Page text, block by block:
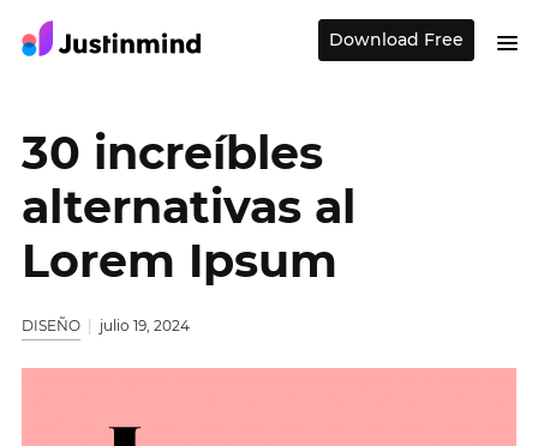
Download Free
30 increíbles
alternativas al
Lorem Ipsum
DISEÑO julio 19, 2024